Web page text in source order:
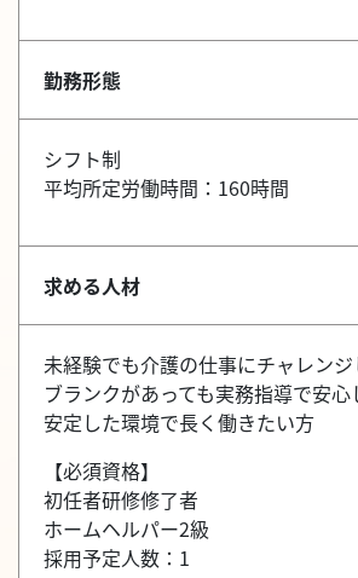
勤務形態
シフト制
平均所定労働時間：160時間
求める人材
未経験でも介護の仕事にチャレン
ブランクがあっても実務指導で安
安定した環境で長く働きたい方
【必須資格】
初任者研修修了者
ホームヘルパー2級
採用予定人数：1